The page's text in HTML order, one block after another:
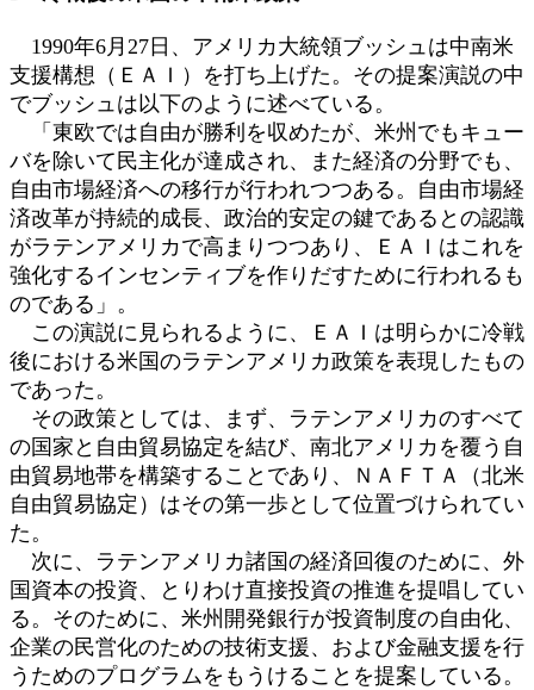
1990年6月27日、アメリカ大統領ブッシュは中南米
支援構想（ＥＡＩ）を打ち上げた。その提案演説の中
でブッシュは以下のように述べている。
「東欧では自由が勝利を収めたが、米州でもキュー
バを除いて民主化が達成され、また経済の分野でも、
自由市場経済への移行が行われつつある。自由市場経
済改革が持続的成長、政治的安定の鍵であるとの認識
がラテンアメリカで高まりつつあり、ＥＡＩはこれを
強化するインセンティブを作りだすために行われるも
のである」。
この演説に見られるように、ＥＡＩは明らかに冷戦
後における米国のラテンアメリカ政策を表現したもの
であった。
その政策としては、まず、ラテンアメリカのすべて
の国家と自由貿易協定を結び、南北アメリカを覆う自
由貿易地帯を構築することであり、ＮＡＦＴＡ（北米
自由貿易協定）はその第一歩として位置づけられてい
た。
次に、ラテンアメリカ諸国の経済回復のために、外
国資本の投資、とりわけ直接投資の推進を提唱してい
る。そのために、米州開発銀行が投資制度の自由化、
企業の民営化のための技術支援、および金融支援を行
うためのプログラムをもうけることを提案している。